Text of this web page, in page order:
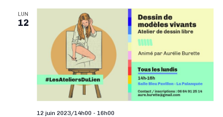
LUN
12
12 juin 2023/14h00 - 16h00